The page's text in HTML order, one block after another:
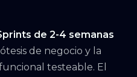
de 2-4 semanas
de negocio y la
testeable. El